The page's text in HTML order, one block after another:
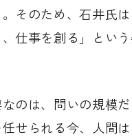
そのため、石井氏
仕事を創る」とい
のは、問いの規模
せられる今、人間